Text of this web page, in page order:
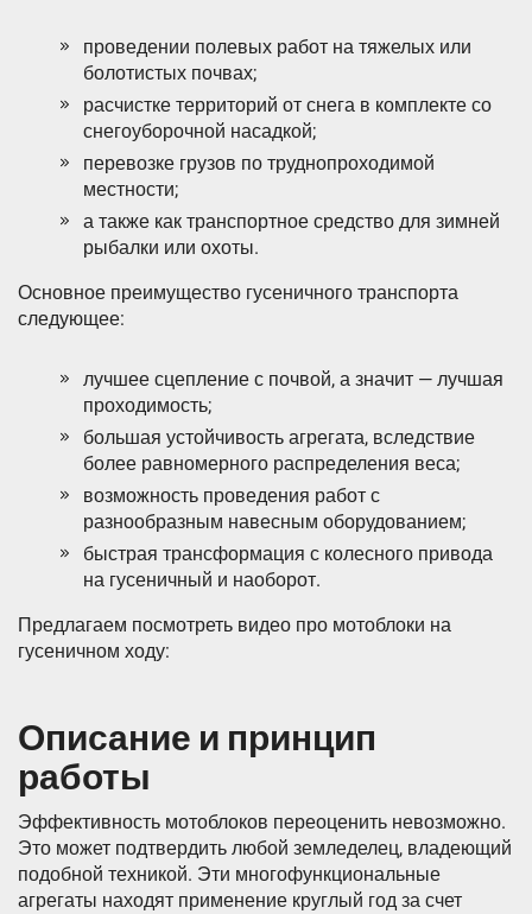
проведении полевых работ на тяжелых или
болотистых почвах;
расчистке территорий от снега в комплекте со
снегоуборочной насадкой;
перевозке грузов по труднопроходимой
местности;
а также как транспортное средство для зимней
рыбалки или охоты.
Основное преимущество гусеничного транспорта
следующее:
лучшее сцепление с почвой, а значит — лучшая
проходимость;
большая устойчивость агрегата, вследствие
более равномерного распределения веса;
возможность проведения работ с
разнообразным навесным оборудованием;
быстрая трансформация с колесного привода
на гусеничный и наоборот.
Предлагаем посмотреть видео про мотоблоки на
гусеничном ходу:
Описание и принцип
работы
Эффективность мотоблоков переоценить невозможно.
Это может подтвердить любой земледелец, владеющий
подобной техникой. Эти многофункциональные
агрегаты находят применение круглый год за счет